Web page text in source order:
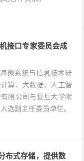
接口专家委员会成
微系统与信息技术研
算、大数据、人工智
限公司与复旦大学附
选副主任委员单位。
式存储，提供数